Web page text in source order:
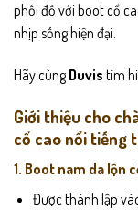
phối đồ với boot cổ
nhịp sống hiện đại.
Hãy cùngDuvis tìm
Giới thiệu cho
cổ cao nổi tiếng
1. Boot nam da lộn
Được thành lập